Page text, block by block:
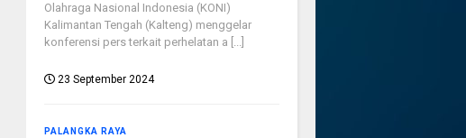
Olahraga Nasional Indonesia (KONI)
Kalimantan Tengah (Kalteng) menggelar
konferensi pers terkait perhelatan a [...]
23 September 2024
PALANGKA RAYA